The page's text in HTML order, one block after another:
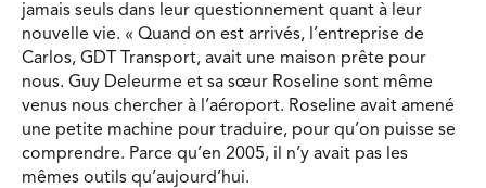
jamais seuls dans leur questionnement quant à leur
nouvelle vie. « Quand on est arrivés, l’entreprise de
Carlos, GDT Transport, avait une maison prête pour
nous. Guy Deleurme et sa sœur Roseline sont même
venus nous chercher à l’aéroport. Roseline avait amené
une petite machine pour traduire, pour qu’on puisse se
comprendre. Parce qu’en 2005, il n’y avait pas les
mêmes outils qu’aujourd’hui.